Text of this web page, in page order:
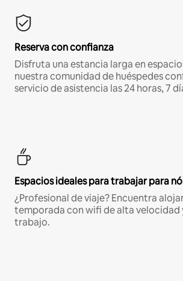
Reserva con confianza
Disfruta una estancia larga en
nuestra comunidad de huéspedes
servicio de asistencia las 24 horas, 7
Espacios ideales para trabajar para
¿Profesional de viaje? Encuentra
temporada con wifi de alta velocidad
trabajo.